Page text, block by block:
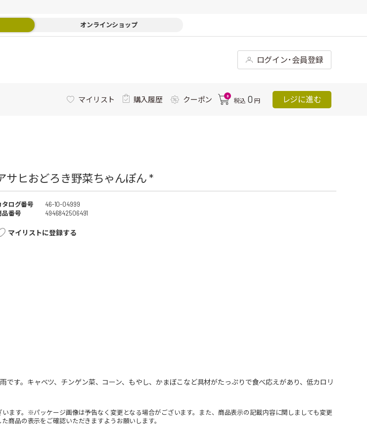
オンラインショップ
ログイン･会員登録
マイリスト 購入履歴 クーポン 0
税込 0 円 レジに進む
サヒおどろき野菜ちゃんぽん *
タログ番号
46-10-04999
品番号
4946842506491
マイリストに登録する
です。キャベツ、チンゲン菜、コーン、もやし、かまぼこなど具材がたっぷりで食べ応えがあり、低カロリ
ます。※パッケージ画像は予告なく変更となる場合がございます。また、商品表示の記載内容に関しましても変更
商品の表示をご確認いただきますようお願いします。